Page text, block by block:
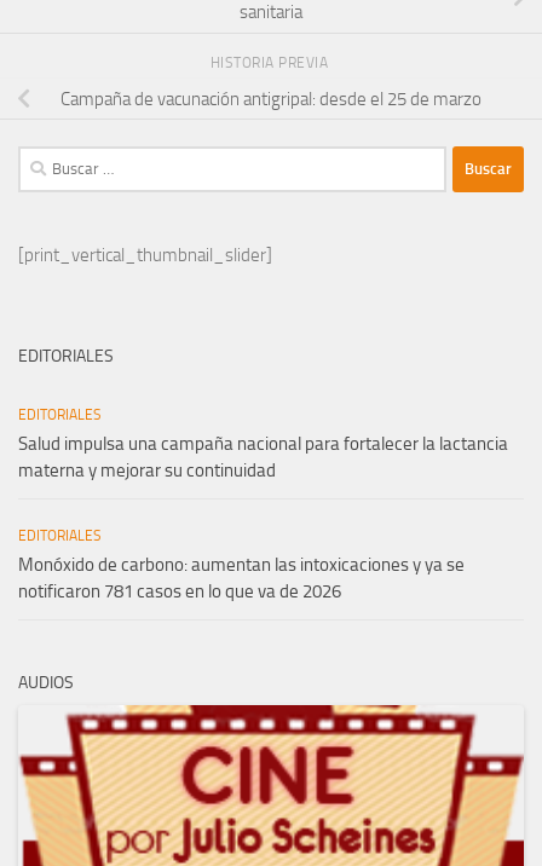
sanitaria
HISTORIA PREVIA
Campaña de vacunación antigripal: desde el 25 de marzo
Buscar:
[print_vertical_thumbnail_slider]
EDITORIALES
EDITORIALES
Salud impulsa una campaña nacional para fortalecer la lactancia
materna y mejorar su continuidad
EDITORIALES
Monóxido de carbono: aumentan las intoxicaciones y ya se
notificaron 781 casos en lo que va de 2026
AUDIOS